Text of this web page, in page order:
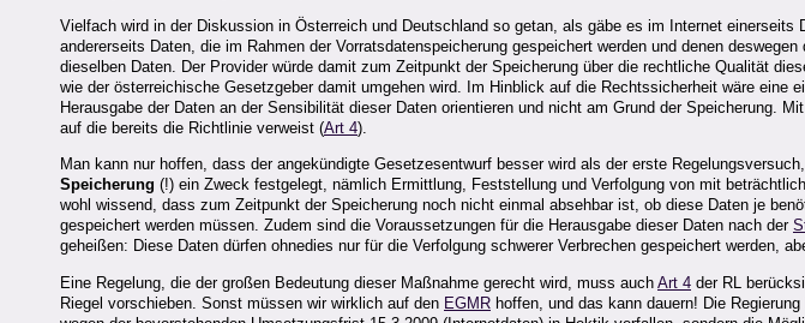
Vielfach wird in der Diskussion in Österreich und Deutschland so getan, als gäbe es im Internet
andererseits Daten, die im Rahmen der Vorratsdatenspeicherung gespeichert werden und denen
dieselben Daten. Der Provider würde damit zum Zeitpunkt der Speicherung über die rechtliche Qualität
wie der österreichische Gesetzgeber damit umgehen wird. Im Hinblick auf die Rechtssicherheit wäre
Herausgabe der Daten an der Sensibilität dieser Daten orientieren und nicht am Grund der Speicherung.
auf die bereits die Richtlinie verweist (Art 4).
Man kann nur hoffen, dass der angekündigte Gesetzesentwurf besser wird als der erste
Speicherung (!) ein Zweck festgelegt, nämlich Ermittlung, Feststellung und Verfolgung von mit
wohl wissend, dass zum Zeitpunkt der Speicherung noch nicht einmal absehbar ist, ob diese Daten je
gespeichert werden müssen. Zudem sind die Voraussetzungen für die Herausgabe dieser Daten nach der
geheißen: Diese Daten dürfen ohnedies nur für die Verfolgung schwerer Verbrechen gespeichert werden,
Eine Regelung, die der großen Bedeutung dieser Maßnahme gerecht wird, muss auch Art 4 der RL
Riegel vorschieben. Sonst müssen wir wirklich auf den EGMR hoffen, und das kann dauern! Die